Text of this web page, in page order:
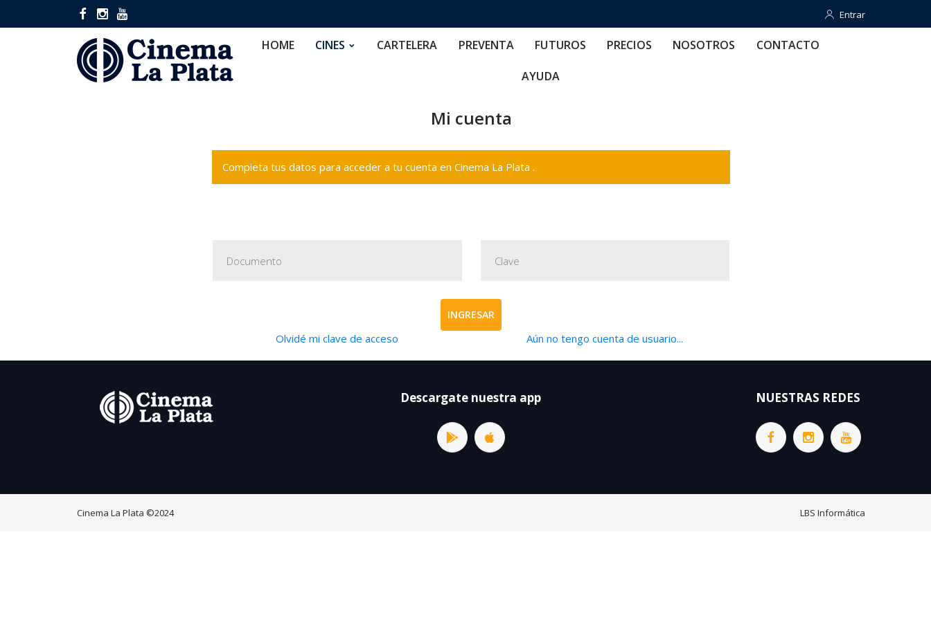
Entrar
Entrar
HOME CINES CARTELERA PREVENTA FUTUROS PRECIOS NOSOTROS CONTACTO
AYUDA
Mi cuenta
Completa tus datos para acceder a tu cuenta en Cinema La Plata .
INGRESAR
Olvidé mi clave de acceso Aún no tengo cuenta de usuario...
Descargate nuestra app NUESTRAS REDES
Cinema La Plata ©2024 LBS Informática